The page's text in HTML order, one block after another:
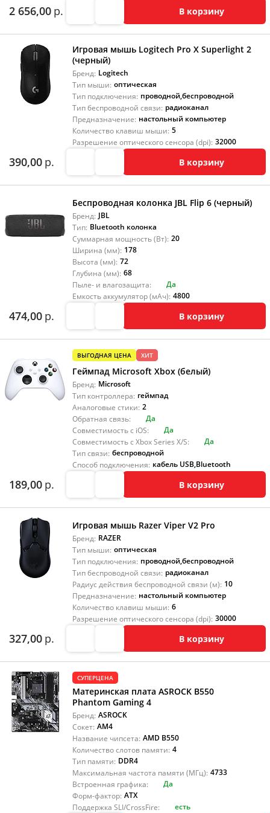
2 656,00 р. В корзину
Игровая мышь Logitech Pro X Superlight 2
(черный)
Бренд: Logitech
Тип мыши: оптическая
Тип подключения: проводной,беспроводной
Тип беспроводной связи: радиоканал
Предназначение: настольный компьютер
Количество клавиш мыши: 5
Разрешение оптического сенсора (dpi): 32000
390,00 р. В корзину
Беспроводная колонка JBL Flip 6 (черный)
Бренд: JBL
Тип: Bluetooth колонка
Суммарная мощность (Вт): 20
Ширина (мм): 178
Высота (мм): 72
Глубина (мм): 68
Пыле- и влагозащита:
Да
Емкость аккумулятор (мАч): 4800
474,00 р. В корзину
ВЫГОДНАЯ ЦЕНА ХИТ
Геймпад Microsoft Xbox (белый)
Бренд: Microsoft
Тип контроллера: геймпад
Аналоговые стики: 2
Обратная связь:
Да
Совместимость с iOS:
Да
Совместимость с Xbox Series X/S:
Да
Тип связи: беспроводной
Способ подключения: кабель USB,Bluetooth
189,00 р. В корзину
Игровая мышь Razer Viper V2 Pro
Бренд: RAZER
Тип мыши: оптическая
Тип подключения: проводной,беспроводной
Тип беспроводной связи: радиоканал
Радиус действия беспроводной связи (м): 10
Предназначение: настольный компьютер
Количество клавиш мыши: 6
Разрешение оптического сенсора (dpi): 30000
327,00 р. В корзину
СУПЕРЦЕНА
Материнская плата ASROCK B550
Phantom Gaming 4
Бренд: ASROCK
Сокет: AM4
Название чипсета: AMD B550
Количество слотов памяти: 4
Тип памяти: DDR4
Максимальная частота памяти (МГц): 4733
Встроенная графика:
Да
Форм-фактор: ATX
Поддержка SLI/CrossFire:
есть